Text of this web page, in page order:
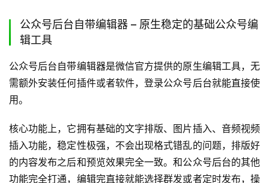
公众号后台自带编辑器 – 原生稳定的基础公众号编
辑工具
公众号后台自带编辑器是微信官方提供的原生编辑工具，无
需额外安装任何插件或者软件，登录公众号后台就能直接使
用。
核心功能上，它拥有基础的文字排版、图片插入、音频视频
插入功能，稳定性极强，不会出现格式错乱的问题，排版好
的内容发布之后和预览效果完全一致。和公众号后台的其他
功能完全打通，编辑完直接就能选择群发或者定时发布，操